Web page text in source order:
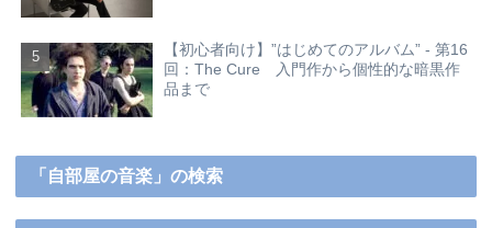
【初心者向け】”はじめてのアルバム” - 第16
回：The Cure 入門作から個性的な暗黒作
品まで
「自部屋の音楽」の検索